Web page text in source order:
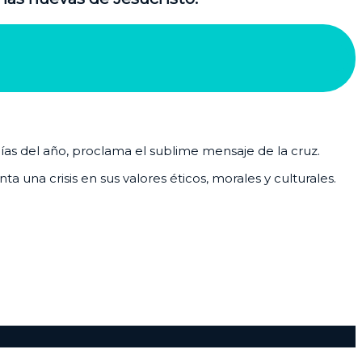
del año, proclama el sublime mensaje de la cruz.
una crisis en sus valores éticos, morales y culturales.